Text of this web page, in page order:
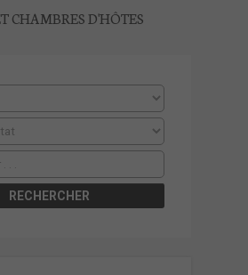
PRESSE
ACTUALITÉS
CONTACT
CHAMBRES D'HÔTES